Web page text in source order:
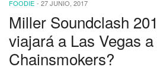
FOODIE - 27 JUNIO, 2017
Miller Soundclash
viajará a Las Vegas
Chainsmokers?